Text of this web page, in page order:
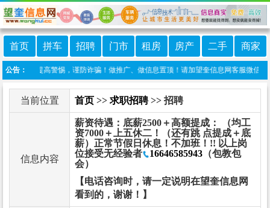
首页 拼车 招聘 门市 租房 房产 二手 商家
公告：任！提高警惕，谨防诈骗！做推广、做信息置顶！请加望奎信息网客服微信：
当前位置 首页 >> 求职招聘>> 招聘
信息内容
薪资待遇：底薪2500＋高额提成： （均工
资7000＋上五休二！（还有跳 点提成＋底
薪）正常节假日休息！不加班！!! 以上岗
位接受无经验者
16646585943 （包教包
会）
【电话咨询时，请一定说明在望奎信息网
看到的，谢谢！】